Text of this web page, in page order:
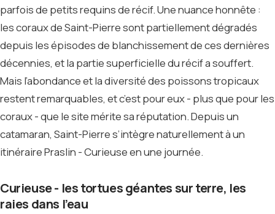
parfois de petits requins de récif. Une nuance honnête :
les coraux de Saint-Pierre sont partiellement dégradés
depuis les épisodes de blanchissement de ces dernières
décennies, et la partie superficielle du récif a souffert.
Mais l’abondance et la diversité des poissons tropicaux
restent remarquables, et c’est pour eux - plus que pour les
coraux - que le site mérite sa réputation. Depuis un
catamaran, Saint-Pierre s’intègre naturellement à un
itinéraire Praslin - Curieuse en une journée.
Curieuse - les tortues géantes sur terre, les
raies dans l’eau